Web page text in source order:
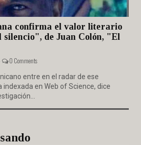
confirma el valor literario
silencio", de Juan Colón, "El
0 Comments
entre en el radar de ese
en Web of Science, dice